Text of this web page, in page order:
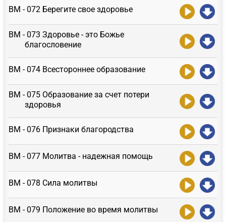
ВМ - 072 Берегите свое здоровье
ВМ - 073 Здоровье - это Божье
благословение
ВМ - 074 Всестороннее образование
ВМ - 075 Образование за счет потери
здоровья
ВМ - 076 Признаки благородства
ВМ - 077 Молитва - надежная помощь
ВМ - 078 Сила молитвы
ВМ - 079 Положение во время молитвы